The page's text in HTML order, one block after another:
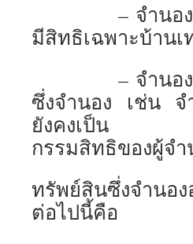
– จำนองเฉพ
มีสิทธิเฉพาะบ้านเ
– จำนองย่อม
ซึ่งจำนอง เช่น จ
ยังคงเป็น
กรรมสิทธิของผู้จำ
ทรัพย์สินซึ่งจำนอ
ต่อไปนี้คือ